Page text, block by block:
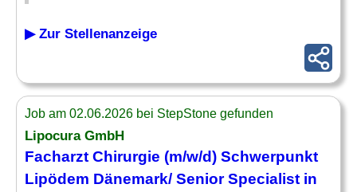
▶ Zur Stellenanzeige
Job am 02.06.2026 bei StepStone gefunden
Lipocura GmbH
Facharzt Chirurgie (m/w/d) Schwerpunkt
Lipödem Dänemark/ SeniorSpecialist in